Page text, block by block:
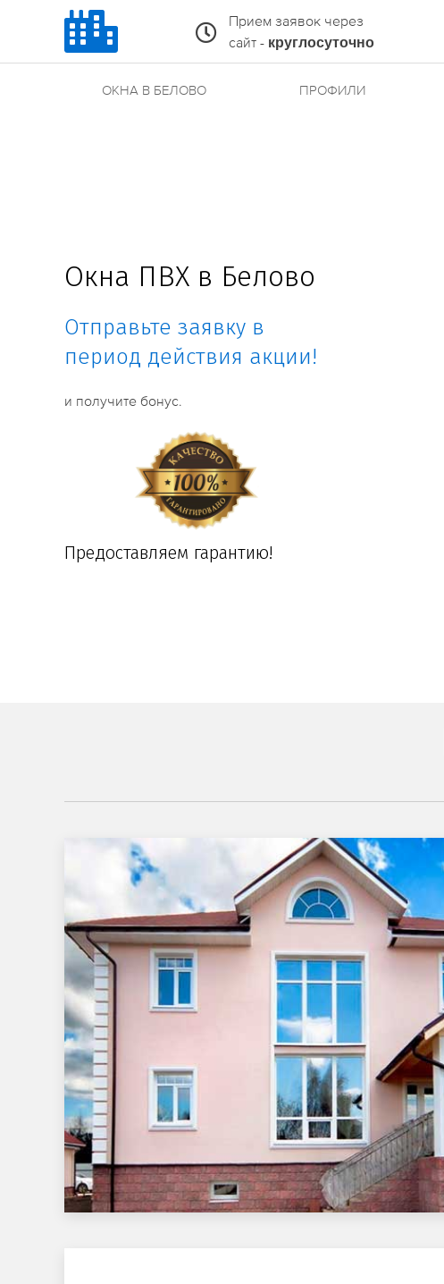
Прием заявок через
сайт - круглосуточно
ОКНА В БЕЛОВО ПРОФИЛИ
Окна ПВХ в Белово
Отправьте заявку в
период действия акции!
и получите бонус.
Предоставляем гарантию!